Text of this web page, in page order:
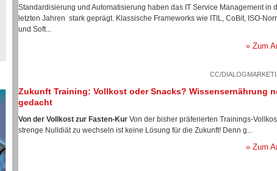
Standardisierung und Automatisierung haben das IT Service Management in
letzten Jahren stark geprägt. Klassische Frameworks wie ITIL, CoBit, ISO-
und Soft...
» Zum
CC/
Zukunft Training: Vollkost oder Snacks? Wissensernährung
gedacht
Von der Vollkost zur Fasten-Kur Von der bisher präferierten Trainings-
strenge Nulldiät zu wechseln ist keine Lösung für die Zukunft! Denn g...
» Zum